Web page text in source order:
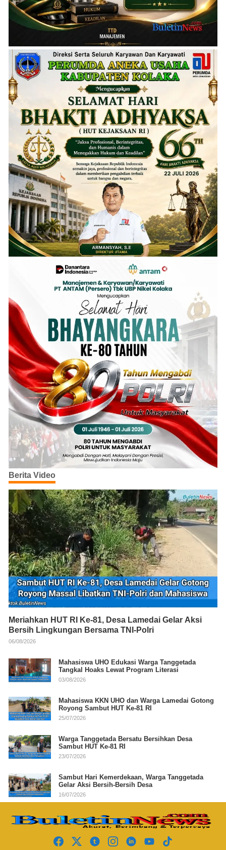
Berita Video
Meriahkan HUT RI Ke-81, Desa Lamedai Gelar Aksi
Bersih Lingkungan Bersama TNI-Polri
06/08/2026
Mahasiswa UHO Edukasi Warga Tanggetada
Tangkal Hoaks Lewat Program Literasi
03/08/2026
Mahasiswa KKN UHO dan Warga Lamedai Gotong
Royong Sambut HUT Ke-81 RI
25/07/2026
Warga Tanggetada Bersatu Bersihkan Desa
Sambut HUT Ke-81 RI
23/07/2026
Sambut Hari Kemerdekaan, Warga Tanggetada
Gelar Aksi Bersih-Bersih Desa
16/07/2026